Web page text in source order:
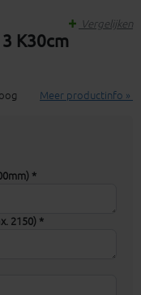
K30cm
Vergelijken
Meer productinfo »
*
2150) *